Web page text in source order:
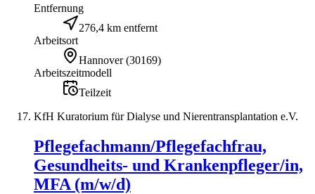
Entfernung
276,4 km entfernt
Arbeitsort
Hannover (30169)
Arbeitszeitmodell
Teilzeit
KfH Kuratorium für Dialyse und Nierentransplantation e.V.
Pflegefachmann/Pflegefachfrau,
Gesundheits- und Krankenpfleger/in,
MFA (m/w/d)